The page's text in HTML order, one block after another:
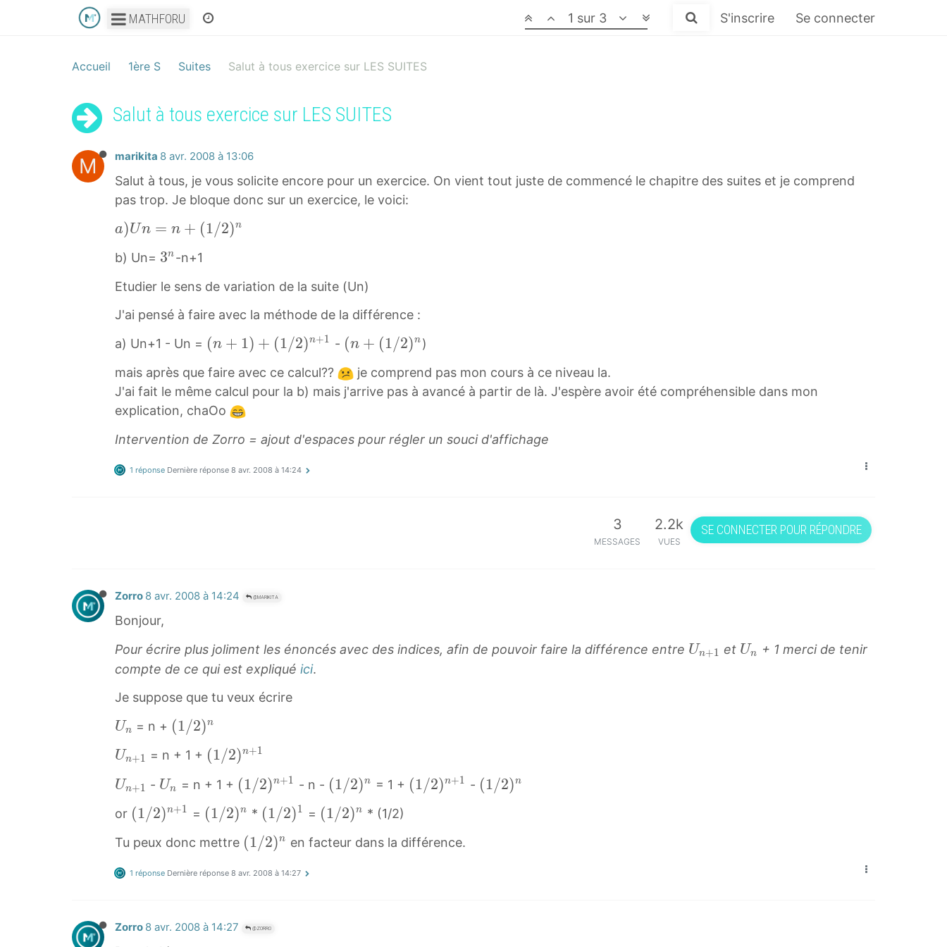
MATHFORU S'inscrire Se connecter
1 sur 3
Accueil 1ère S Suites Salut à tous exercice sur LES SUITES
Salut à tous exercice sur LES SUITES
M marikita 8 avr. 2008 à 13:06
Salut à tous, je vous solicite encore pour un exercice. On vient tout juste de commencé le chapitre des suites et je comprend
pas trop. Je bloque donc sur un exercice, le voici:
a
U
n
n
+
1
/
2
n
a
(
1
/
2
)
n
a)Un = n + (1/2)n
b) Un= 3
3
^
3n -n+1
Etudier le sens de variation de la suite (Un)
J'ai pensé à faire avec la méthode de la différence :
a) Un+1 - Un = (
+
1
)
+
1
(
1
)
+
1
/
2
)
{
n
1
(n + 1) + (1/2)n+1 - (
+
(
/
^
(n + (1/2)n )
mais après que faire avec ce calcul??
je comprend pas mon cours à ce niveau la.
J'ai fait le même calcul pour la b) mais j'arrive pas à avancé à partir de là. J'espère avoir été compréhensible dans mon
explication, chaOo
Intervention de Zorro = ajout d'espaces pour régler un souci d'affichage
1 réponse Dernière réponse 8 avr. 2008 à 14:24
3
MESSAGES
2.2k
VUES
SE CONNECTER POUR RÉPONDRE
Zorro 8 avr. 2008 à 14:24 @MARIKITA
Bonjour,
Pour écrire plus joliment les énoncés avec des indices, afin de pouvoir faire la différence entre U
Un+1 et U
Un
+ 1 merci de tenir
compte de ce qui est expliqué ici.
Je suppose que tu veux écrire
U
U
_
Un = n + (
/
n
(
1
/
^
(1/2)n
U
+
1
_
{
n
1
Un+1 = n + 1 + (
/
2
)
n
1
1
(1/2)n+1
U
+
1
_
+
Un+1 - U
n
U
_
Un = n + 1 + (
/
2
n
(
(1/2)n+1 - n - (
/
2
(1/2)n = 1 + (
2
(1/2)n+1 - (
(1/2)n
or (
/
2
+
(1/2)n+1 = (
/
2
(
(1/2)n * (
1
/
2
(
(1/2)1 = (
/
(1/2)n * (1/2)
Tu peux donc mettre (
/
n
(1/2)n en facteur dans la différence.
1 réponse Dernière réponse 8 avr. 2008 à 14:27
Zorro 8 avr. 2008 à 14:27 @ZORRO